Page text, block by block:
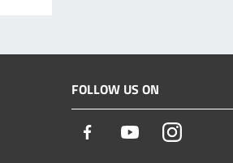
FOLLOW US ON
Facebook YoutubeInstagram